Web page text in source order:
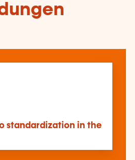
standardization in the